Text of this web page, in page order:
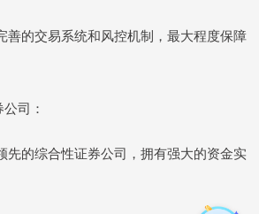
善的交易系统和风控机制，最大程度保障
司：
先的综合性证券公司，拥有强大的资金实